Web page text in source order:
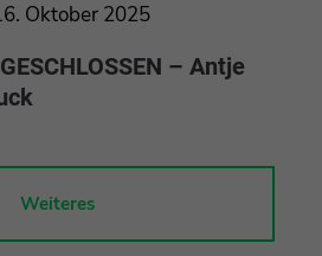
Oktober 2025
– Antje
Weiteres